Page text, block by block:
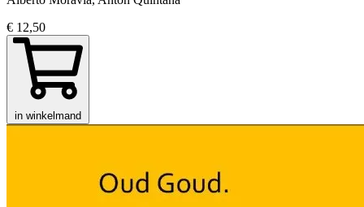
€ 12,50
in winkelmand